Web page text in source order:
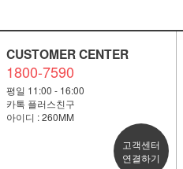
CUSTOMER CENTER
1800-7590
평일 11:00 - 16:00
카톡 플러스친구
아이디 : 260MM
고객센터
연결하기